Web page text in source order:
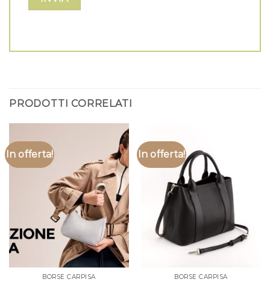
PRODOTTI CORRELATI
In offerta!
BORSE CARPISA
In offerta!
BORSE CARPISA